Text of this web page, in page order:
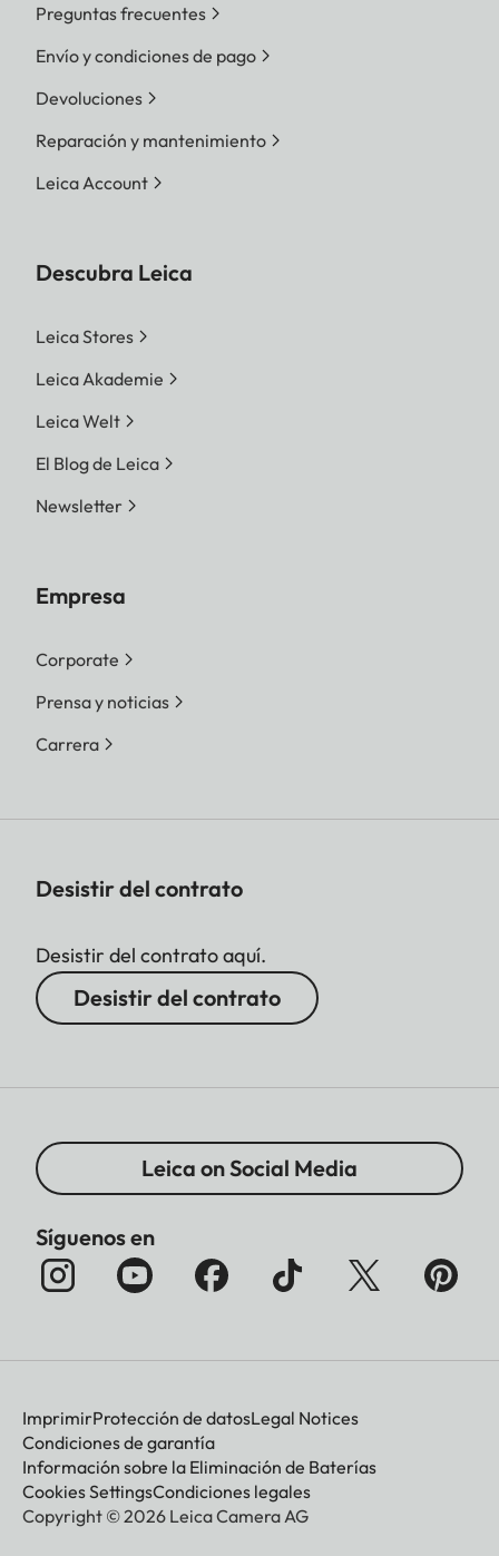
Preguntas frecuentes
Envío y condiciones de pago
Devoluciones
Reparación y mantenimiento
Leica Account
Descubra Leica
Leica Stores
Leica Akademie
Leica Welt
El Blog de Leica
Newsletter
Empresa
Corporate
Prensa y noticias
Carrera
Desistir del contrato
Desistir del contrato aquí.
Desistir del contrato
Leica on Social Media
Síguenos en
ImprimirProtección de datosLegal Notices
Condiciones de garantía
Información sobre la Eliminación de Baterías
Cookies SettingsCondiciones legales
Copyright © 2026 Leica Camera AG